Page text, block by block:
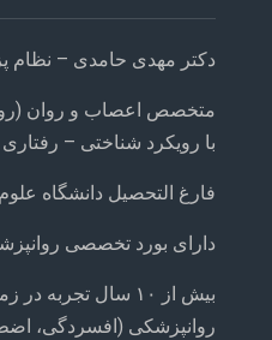
دکتر مهدی حامدی – نظام پزشکی
متخصص اعصاب و روان
با رویکرد شناختی – رفتاری
فارغ التحصیل دانشگاه
دارای بورد تخصصی
بیش از ۱۰ سال
روانپزشکی (افسردگی،